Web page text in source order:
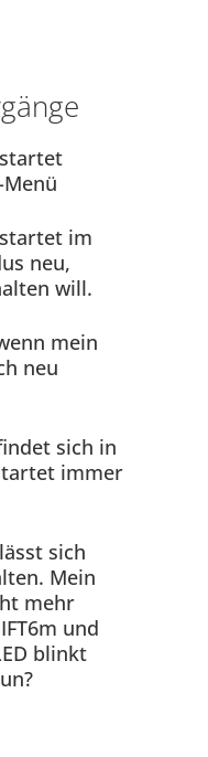
startet
startet im
neu,
will.
mein
neu
sich in
immer
sich
Mein
mehr
und
blinkt